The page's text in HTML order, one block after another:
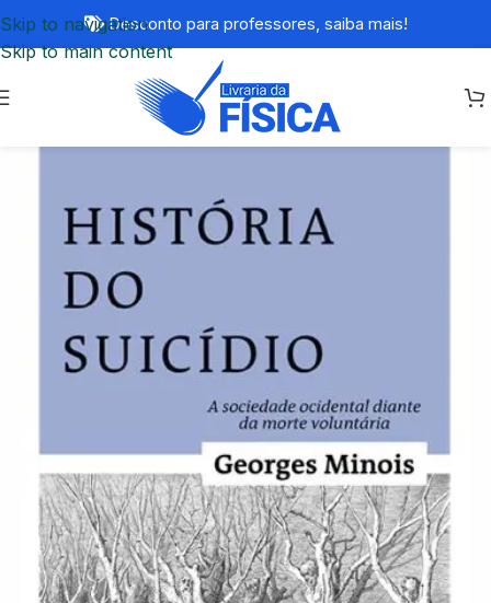
Skip to navigation
Skip to main content
Desconto para professores, saiba mais!